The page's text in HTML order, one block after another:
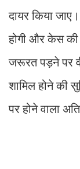
दायर किया
होगी और केस की
जरूरत पड़ने पर
शामिल होने की
पर होने वाला